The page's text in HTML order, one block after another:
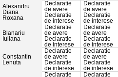
Alexandru
Diana
Roxana
Declaratie
de avere
Declaratie
de interese
Declaratie
de avere
Declaratie
de interese
Blanariu
Iuliana
Declaratie
de avere
Declaratie
de interese
Declaratie
de avere
Declaratie
de interese
Constantin
Lenuta
Declaratie
de avere
Declaratie
de interese
Declaratie
de avere
Declaratie
de interese
Declaratie
Declaratie